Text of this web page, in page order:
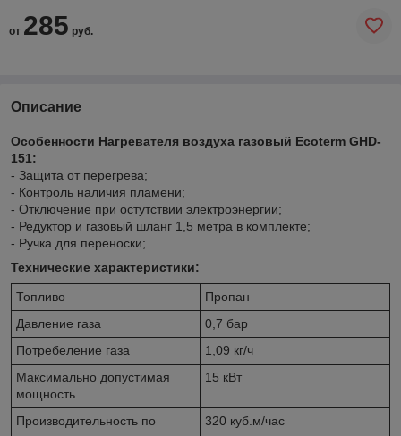
от 285 руб.
Описание
Особенности Нагревателя воздуха газовый Ecoterm GHD-
151:
- Защита от перегрева;
- Контроль наличия пламени;
- Отключение при остутствии электроэнергии;
- Редуктор и газовый шланг 1,5 метра в комплекте;
- Ручка для переноски;
Технические характеристики:
Топливо
Пропан
Давление газа
0,7 бар
Потребеление газа
1,09 кг/ч
Максимально допустимая
мощность
15 кВт
Производительность по
320 куб.м/час